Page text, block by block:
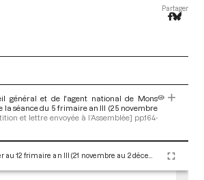
Partager
général et de l'agent national de Mons
la séance du 5 frimaire an III (25 novembre
et lettre envoyée à l’Assemblée] pp.164-